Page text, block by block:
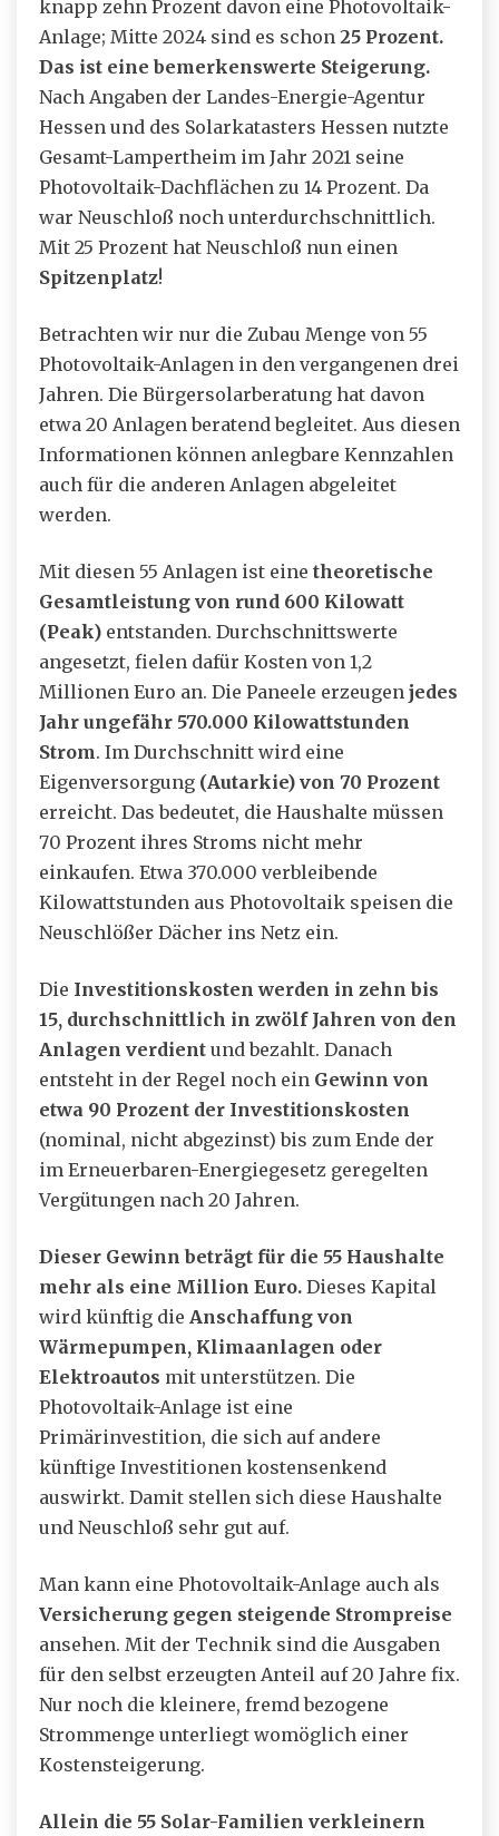
knapp zehn Prozent davon eine Photovoltaik-
Anlage; Mitte 2024 sind es schon 25 Prozent.
Das ist eine bemerkenswerte Steigerung.
Nach Angaben der Landes-Energie-Agentur
Hessen und des Solarkatasters Hessen nutzte
Gesamt-Lampertheim im Jahr 2021 seine
Photovoltaik-Dachflächen zu 14 Prozent. Da
war Neuschloß noch unterdurchschnittlich.
Mit 25 Prozent hat Neuschloß nun einen
Spitzenplatz!
Betrachten wir nur die Zubau Menge von 55
Photovoltaik-Anlagen in den vergangenen drei
Jahren. Die Bürgersolarberatung hat davon
etwa 20 Anlagen beratend begleitet. Aus diesen
Informationen können anlegbare Kennzahlen
auch für die anderen Anlagen abgeleitet
werden.
Mit diesen 55 Anlagen ist eine theoretische
Gesamtleistung von rund 600 Kilowatt
(Peak) entstanden. Durchschnittswerte
angesetzt, fielen dafür Kosten von 1,2
Millionen Euro an. Die Paneele erzeugen jedes
Jahr ungefähr 570.000 Kilowattstunden
Strom. Im Durchschnitt wird eine
Eigenversorgung (Autarkie) von 70 Prozent
erreicht. Das bedeutet, die Haushalte müssen
70 Prozent ihres Stroms nicht mehr
einkaufen. Etwa 370.000 verbleibende
Kilowattstunden aus Photovoltaik speisen die
Neuschlößer Dächer ins Netz ein.
Die Investitionskosten werden in zehn bis
15, durchschnittlich in zwölf Jahren von den
Anlagen verdient und bezahlt. Danach
entsteht in der Regel noch ein Gewinn von
etwa 90 Prozent der Investitionskosten
(nominal, nicht abgezinst) bis zum Ende der
im Erneuerbaren-Energiegesetz geregelten
Vergütungen nach 20 Jahren.
Dieser Gewinn beträgt für die 55 Haushalte
mehr als eine Million Euro. Dieses Kapital
wird künftig die Anschaffung von
Wärmepumpen, Klimaanlagen oder
Elektroautos mit unterstützen. Die
Photovoltaik-Anlage ist eine
Primärinvestition, die sich auf andere
künftige Investitionen kostensenkend
auswirkt. Damit stellen sich diese Haushalte
und Neuschloß sehr gut auf.
Man kann eine Photovoltaik-Anlage auch als
Versicherung gegen steigende Strompreise
ansehen. Mit der Technik sind die Ausgaben
für den selbst erzeugten Anteil auf 20 Jahre fix.
Nur noch die kleinere, fremd bezogene
Strommenge unterliegt womöglich einer
Kostensteigerung.
Allein die 55 Solar-Familien verkleinern